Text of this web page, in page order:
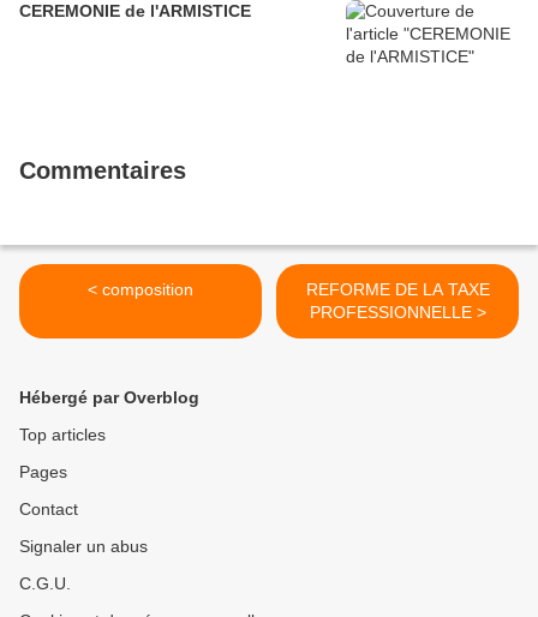
CEREMONIE de l'ARMISTICE
Commentaires
< composition
REFORME DE LA TAXE
PROFESSIONNELLE >
Hébergé par Overblog
Top articles
Pages
Contact
Signaler un abus
C.G.U.